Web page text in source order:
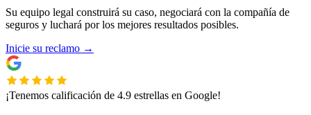
Su equipo legal construirá su caso, negociará con la compañía de
seguros y luchará por los mejores resultados posibles.
Inicie su reclamo →
¡Tenemos calificación de 4.9 estrellas en Google!